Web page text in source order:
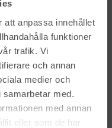
att anpassa innehållet
funktioner
trafik. Vi
och annan
medier och
med.
med annan
eller som de har